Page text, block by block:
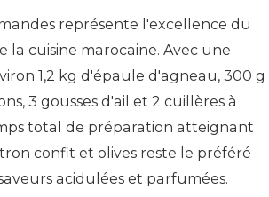
représente l'excellence du
la cuisine marocaine. Avec une
1,2 kg d'épaule d'agneau, 300 g
3 gousses d'ail et 2 cuillères à
total de préparation atteignant
confit et olives reste le préféré
acidulées et parfumées.